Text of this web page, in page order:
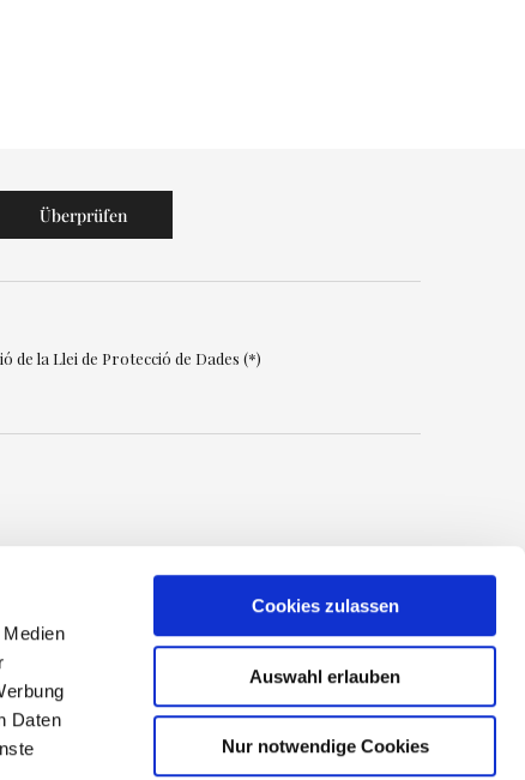
Daten
Cookies zulassen
Auswahl erlauben
Nur notwendige Cookies
de la Llei de Protecció de Dades (*)
Resort la Costa
Policy
Legal